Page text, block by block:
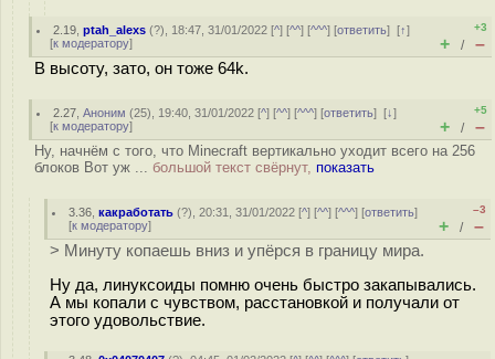
2.19 ,ptah_alexs (?), 18:47, 31/01/2022 [^] [^^] [^^^] [ответить][↑]
[к модератору]
+3
+ / –
В высоту, зато, он тоже 64k.
2.27 ,Аноним (25), 19:40, 31/01/2022 [^] [^^] [^^^] [ответить][↓]
[к модератору]
+5
+ / –
Ну, начнём с того, что Minecraft вертикально уходит всего на 256
блоков Вот уж ... большой текст свёрнут, показать
3.36 ,какработать (?), 20:31, 31/01/2022 [^] [^^] [^^^] [ответить]
[к модератору]
–3
+ / –
> Минуту копаешь вниз и упёрся в границу мира.
Ну да, линуксоиды помню очень быстро закапывались.
А мы копали с чувством, расстановкой и получали от
этого удовольствие.